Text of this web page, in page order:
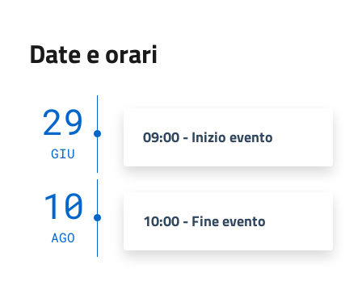
Date e orari
29
GIU
09:00 - Inizio evento
10
AGO
10:00 - Fine evento